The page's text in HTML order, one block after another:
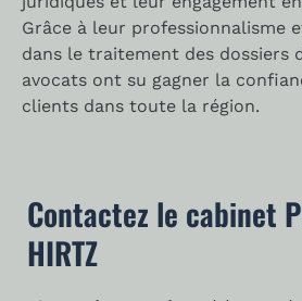
Grâce à leur professionnalisme
dans le traitement des dossiers
avocats ont su gagner la
clients dans toute la région.
Contactez le cabinet
HIRTZ